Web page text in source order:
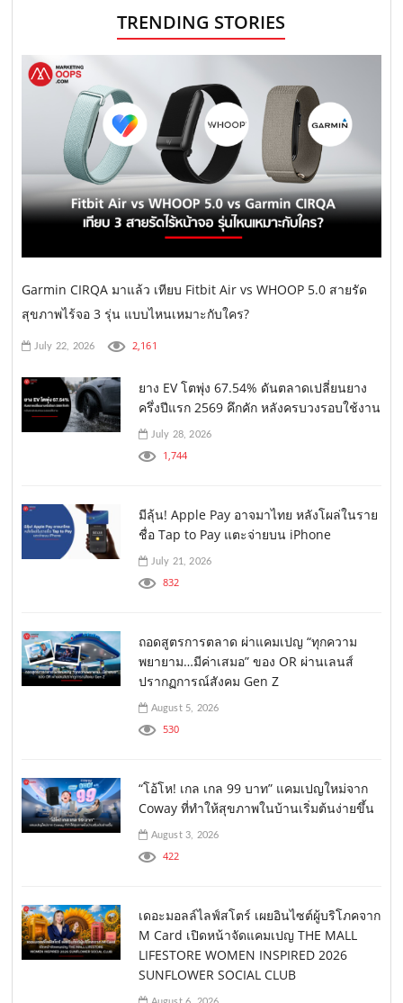
TRENDING STORIES
Garmin CIRQA มาแล้ว เทียบ Fitbit Air vs WHOOP 5.0 สายรัด
สุขภาพไร้จอ 3 รุ่น แบบไหนเหมาะกับใคร?
July 22, 2026 2,161
ยาง EV โตพุ่ง 67.54% ดันตลาดเปลี่ยนยาง
ครึ่งปีแรก 2569 คึกคัก หลังครบวงรอบใช้งาน
July 28, 2026
1,744
มีลุ้น! Apple Pay อาจมาไทย หลังโผล่ในราย
ชื่อ Tap to Pay แตะจ่ายบน iPhone
July 21, 2026
832
ถอดสูตรการตลาด ผ่าแคมเปญ “ทุกความ
พยายาม…มีค่าเสมอ” ของ OR ผ่านเลนส์
ปรากฏการณ์สังคม Gen Z
August 5, 2026
530
“โอ้โห! เกล เกล 99 บาท” แคมเปญใหม่จาก
Coway ที่ทำให้สุขภาพในบ้านเริ่มต้นง่ายขึ้น
August 3, 2026
422
เดอะมอลล์ไลฟ์สโตร์ เผยอินไซต์ผู้บริโภคจาก
M Card เปิดหน้าจัดแคมเปญ THE MALL
LIFESTORE WOMEN INSPIRED 2026
SUNFLOWER SOCIAL CLUB